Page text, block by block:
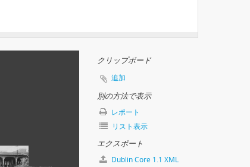
クリップボード
追加
別の方法で表示
レポート
リスト表示
エクスポート
Dublin Core 1.1 XML